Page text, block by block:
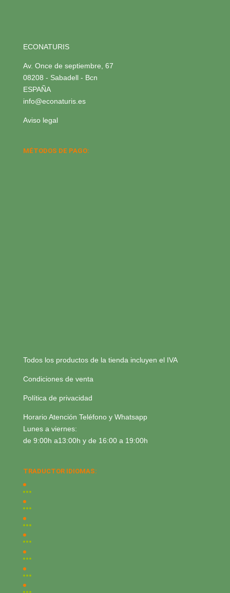
ECONATURIS
Av. Once de septiembre, 67
08208 - Sabadell - Bcn
ESPAÑA
info@econaturis.es
Aviso legal
MÉTODOS DE PAGO:
Todos los productos de la tienda incluyen el IVA
Condiciones de venta
Política de privacidad
Horario Atención Teléfono y Whatsapp
Lunes a viernes:
de 9:00h a13:00h y de 16:00 a 19:00h
TRADUCTOR IDIOMAS: